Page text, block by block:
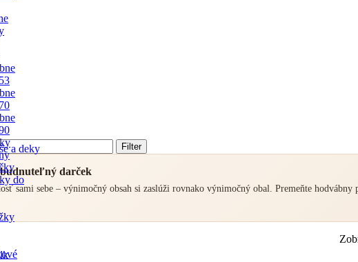
a deky
do
Filter
darček
sami sebe – výnimočný obsah si zaslúži rovnako výnimočný obal. Premeňte